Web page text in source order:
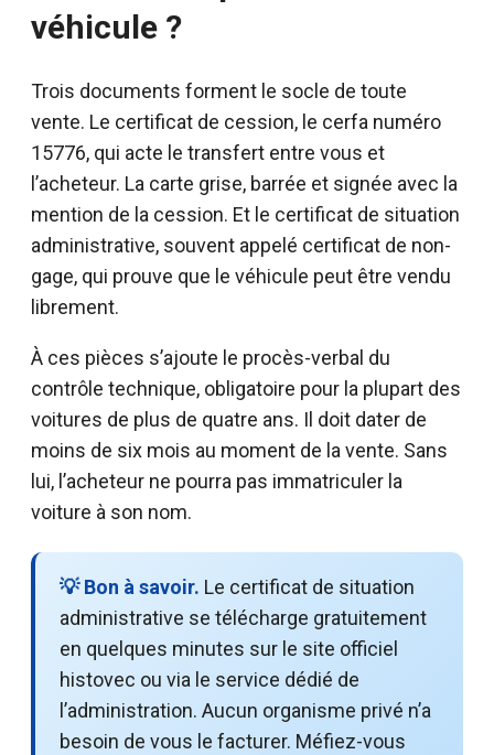
véhicule ?
Trois documents forment le socle de toute
vente. Le certificat de cession, le cerfa numéro
15776, qui acte le transfert entre vous et
l’acheteur. La carte grise, barrée et signée avec la
mention de la cession. Et le certificat de situation
administrative, souvent appelé certificat de non-
gage, qui prouve que le véhicule peut être vendu
librement.
À ces pièces s’ajoute le procès-verbal du
contrôle technique, obligatoire pour la plupart des
voitures de plus de quatre ans. Il doit dater de
moins de six mois au moment de la vente. Sans
lui, l’acheteur ne pourra pas immatriculer la
voiture à son nom.
💡 Bon à savoir. Le certificat de situation
administrative se télécharge gratuitement
en quelques minutes sur le site officiel
histovec ou via le service dédié de
l’administration. Aucun organisme privé n’a
besoin de vous le facturer. Méfiez-vous